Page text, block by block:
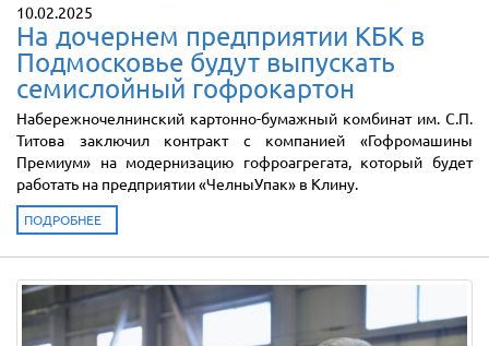
10.02.2025
На дочернем предприятии КБК в
Подмосковье будут выпускать
семислойный гофрокартон
Набережночелнинский картонно-бумажный комбинат им. С.П.
Титова заключил контракт с компанией «Гофромашины
Премиум» на модернизацию гофроагрегата, который будет
работать на предприятии «ЧелныУпак» в Клину.
ПОДРОБНЕЕ